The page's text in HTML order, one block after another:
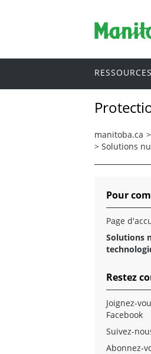
manitoba.ca >
> Solutions
Pour
Page
Solutions
Restez
Joignez-
Facebook
Suivez-
Abonnez-